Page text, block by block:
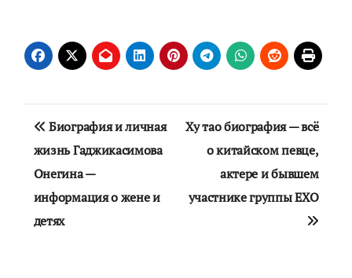
Навигация
по
записям
Биография и личная
жизнь Гаджикасимова
Онегина —
информация о жене и
детях
Ху тао биография — всё
о китайском певце,
актере и бывшем
участнике группы EXO